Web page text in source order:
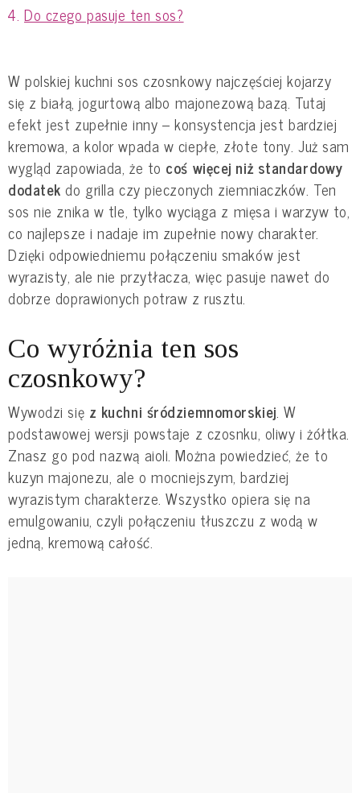
Do czego pasuje ten sos?
W polskiej kuchni sos czosnkowy najczęściej kojarzy
się z białą, jogurtową albo majonezową bazą. Tutaj
efekt jest zupełnie inny – konsystencja jest bardziej
kremowa, a kolor wpada w ciepłe, złote tony. Już sam
wygląd zapowiada, że to coś więcej niż standardowy
dodatek do grilla czy pieczonych ziemniaczków. Ten
sos nie znika w tle, tylko wyciąga z mięsa i warzyw to,
co najlepsze i nadaje im zupełnie nowy charakter.
Dzięki odpowiedniemu połączeniu smaków jest
wyrazisty, ale nie przytłacza, więc pasuje nawet do
dobrze doprawionych potraw z rusztu.
Co wyróżnia ten sos
czosnkowy?
Wywodzi się z kuchni śródziemnomorskiej. W
podstawowej wersji powstaje z czosnku, oliwy i żółtka.
Znasz go pod nazwą aioli. Można powiedzieć, że to
kuzyn majonezu, ale o mocniejszym, bardziej
wyrazistym charakterze. Wszystko opiera się na
emulgowaniu, czyli połączeniu tłuszczu z wodą w
jedną, kremową całość.